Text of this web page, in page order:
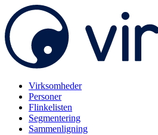
Virksomheder
Personer
Flinkelisten
Segmentering
Sammenligning